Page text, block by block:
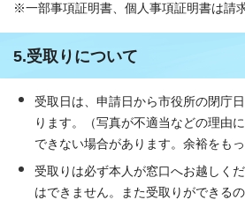
※一部事項証明書、個人事項証明書は請
5.受取りについて
受取日は、申請日から市役所の閉庁
ります。（写真が不適当などの理由
できない場合があります。余裕をも
受取りは必ず本人が窓口へお越しく
はできません。また受取りができる